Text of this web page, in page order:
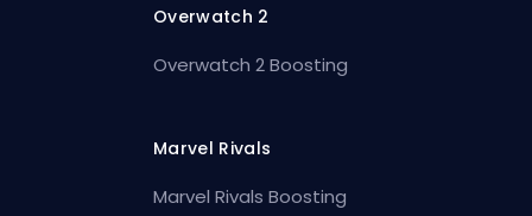
Overwatch 2
Overwatch 2 Boosting
Marvel Rivals
Marvel Rivals Boosting